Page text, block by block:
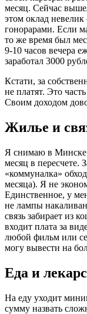
месяц. Сейчас
этом оклад
гонорарами. Если
то же время был
9-10 часов вечера
заработал 3000
Кстати, за
не платят. Это
Своим доходом
Жилье и
Я снимаю в Минске
месяц в пересчете.
«коммуналка»
месяца). Я не
Единственное, у
не лампы
связь забирает из
входит плата за
любой фильм или
могу вывести на
Еда и
На еду уходит
сумму назвать